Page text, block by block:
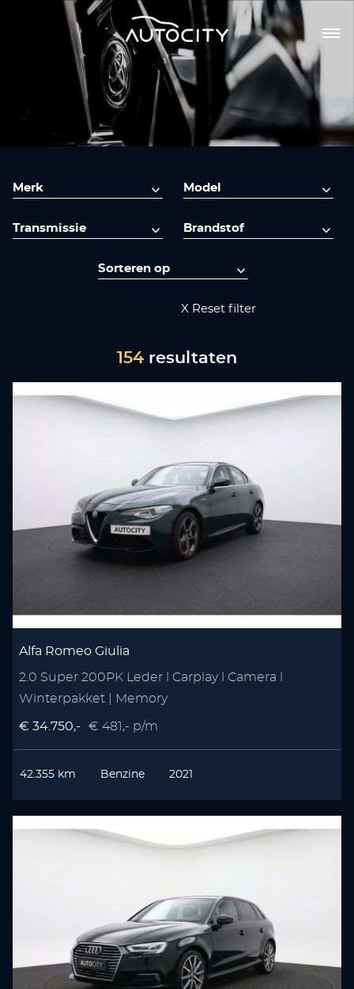
X Reset filter
154 resultaten
Alfa Romeo Giulia
2.0 Super 200PK Leder l Carplay l Camera l
Winterpakket | Memory
€ 34.750,- € 481,- p/m
42.355 km Benzine 2021